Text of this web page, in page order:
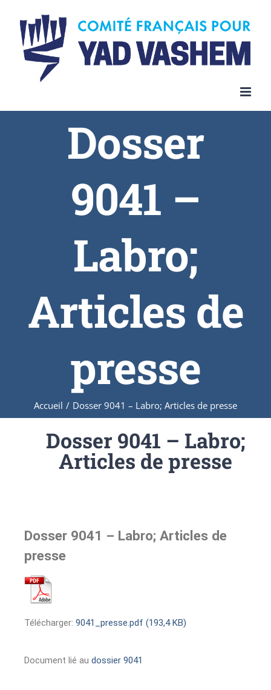
Dosser
9041 –
Labro;
Articles de
presse
Accueil / Dosser 9041 – Labro; Articles de presse
Dosser 9041 – Labro;
Articles de presse
Dosser 9041 – Labro; Articles de
presse
Télécharger: 9041_presse.pdf (193,4 KB)
Document lié au dossier 9041